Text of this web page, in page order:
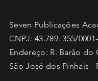
Seven Publicações
CNPJ: 43.789. 355/
Endereço: R. Barão do
São José dos Pinhais -